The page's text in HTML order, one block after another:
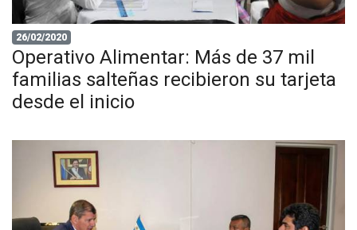
26/02/2020
Operativo Alimentar: Más de 37 mil
familias salteñas recibieron su tarjeta
desde el inicio